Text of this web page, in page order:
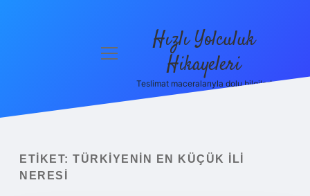
Yasal Uyarı
menüyü
Hızlı Yolculuk
Hikayeleri
Teslimat maceralarıyla dolu bilgiler!
ETIKET: TÜRKIYENIN EN KÜÇÜK ILI
NERESI